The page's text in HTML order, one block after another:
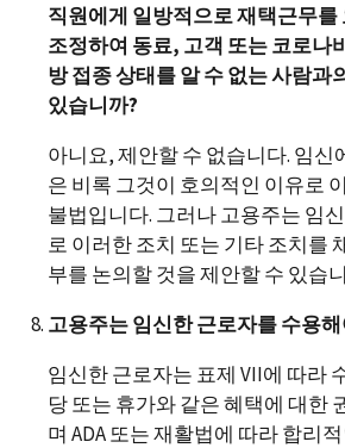
직원에게 일방적으로 재택근무
조정하여 동료, 고객 또는 코로나
방 접종 상태를 알 수 없는 사람과
있습니까?
아니요, 제안할 수 없습니다. 임신
은 비록 그것이 호의적인 이유로
불법입니다. 그러나 고용주는 임
로 이러한 조치 또는 기타 조치를
부를 논의할 것을 제안할 수 있습
고용주는 임신한 근로자를 수용
임신한 근로자는 표제 VII에 따라
당 또는 휴가와 같은 혜택에 대한
며 ADA 또는 재활법에 따라 합리